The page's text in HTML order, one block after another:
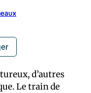
d’autres
Le train de